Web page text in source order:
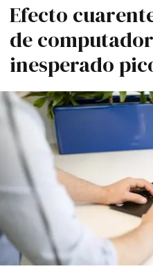
Efecto
de
inesperado